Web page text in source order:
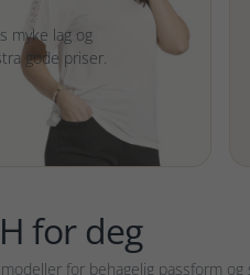
myke lag og
gode priser.
for deg
for behagelig passform og